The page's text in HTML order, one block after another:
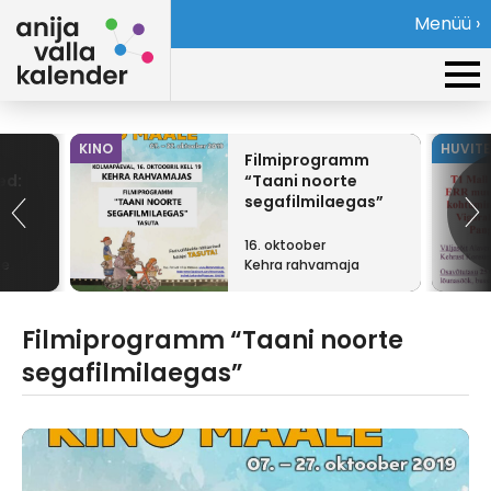
Menüü ›
KINO
Filmiprogramm
“Taani noorte
segafilmilaegas”
16. oktoober
Kehra rahvamaja
Filmiprogramm “Taani noorte
segafilmilaegas”